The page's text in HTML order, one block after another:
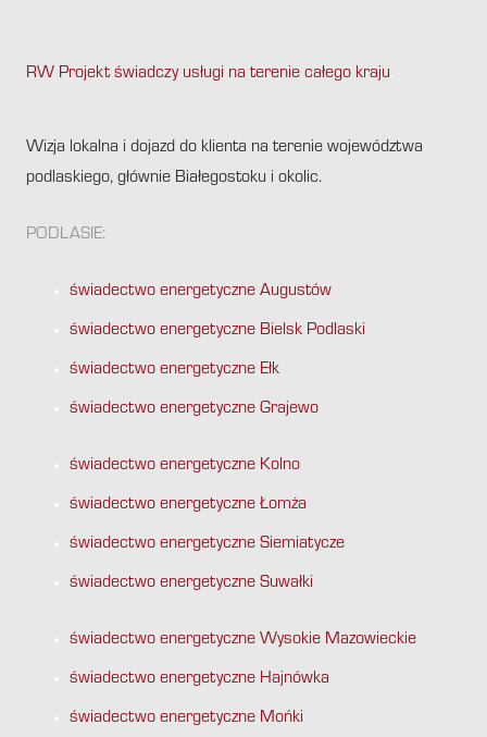
RW Projekt świadczy usługi na terenie całego kraju
Wizja lokalna i dojazd do klienta na terenie województwa
podlaskiego, głównie Białegostoku i okolic.
PODLASIE:
świadectwo energetyczne Augustów
świadectwo energetyczne Bielsk Podlaski
świadectwo energetyczne Ełk
świadectwo energetyczne Grajewo
świadectwo energetyczne Kolno
świadectwo energetyczne Łomża
świadectwo energetyczne Siemiatycze
świadectwo energetyczne Suwałki
świadectwo energetyczne Wysokie Mazowieckie
świadectwo energetyczne Hajnówka
świadectwo energetyczne Mońki